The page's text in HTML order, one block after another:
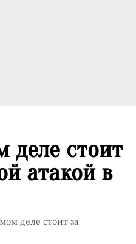
деле стоит
атакой в
деле стоит за